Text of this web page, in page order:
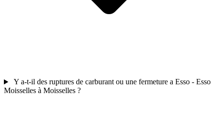
Y a-t-il des ruptures de carburant ou une fermeture a Esso - Esso
Moisselles à Moisselles ?